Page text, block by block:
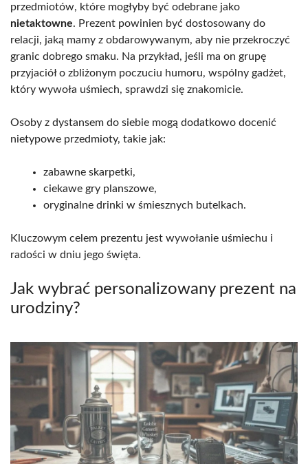
przedmiotów, które mogłyby być odebrane jako
nietaktowne. Prezent powinien być dostosowany do
relacji, jaką mamy z obdarowywanym, aby nie przekroczyć
granic dobrego smaku. Na przykład, jeśli ma on grupę
przyjaciół o zbliżonym poczuciu humoru, wspólny gadżet,
który wywoła uśmiech, sprawdzi się znakomicie.
Osoby z dystansem do siebie mogą dodatkowo docenić
nietypowe przedmioty, takie jak:
zabawne skarpetki,
ciekawe gry planszowe,
oryginalne drinki w śmiesznych butelkach.
Kluczowym celem prezentu jest wywołanie uśmiechu i
radości w dniu jego święta.
Jak wybrać personalizowany prezent na
urodziny?